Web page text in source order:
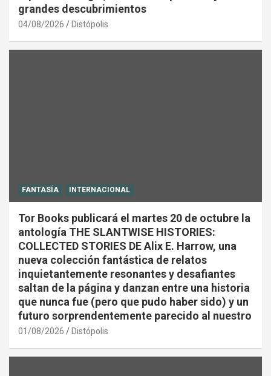
grandes descubrimientos
04/08/2026 Distópolis
FANTASÍA INTERNACIONAL
Tor Books publicará el martes 20 de octubre la
antología THE SLANTWISE HISTORIES:
COLLECTED STORIES DE Alix E. Harrow, una
nueva colección fantástica de relatos
inquietantemente resonantes y desafiantes
saltan de la página y danzan entre una historia
que nunca fue (pero que pudo haber sido) y un
futuro sorprendentemente parecido al nuestro
01/08/2026 Distópolis